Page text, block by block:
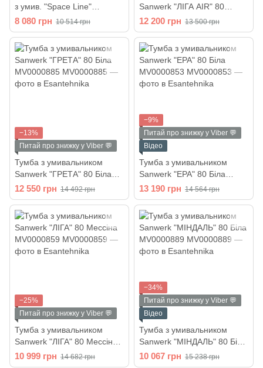
з умив. "Space Line"
Sanwerk (MV0000860)
8 080 грн 10 514 грн
Sanwerk "ЛІГА AIR" 80
Мессіна MV0000862
12 200 грн 13 500 грн
−13%
Питай про знижку у Viber 💬
Тумба з умивальником
Sanwerk "ГРЕТА" 80 Біла
MV0000885
12 550 грн 14 492 грн
−9%
Питай про знижку у Viber 💬
Відео
Тумба з умивальником
Sanwerk "ЕРА" 80 Біла
MV0000853
13 190 грн 14 564 грн
−25%
Питай про знижку у Viber 💬
Тумба з умивальником
Sanwerk "ЛІГА" 80 Мессіна
MV0000859
10 999 грн 14 682 грн
−34%
Питай про знижку у Viber 💬
Відео
Тумба з умивальником
Sanwerk "МІНДАЛЬ" 80 Біла
MV0000889
10 067 грн 15 238 грн